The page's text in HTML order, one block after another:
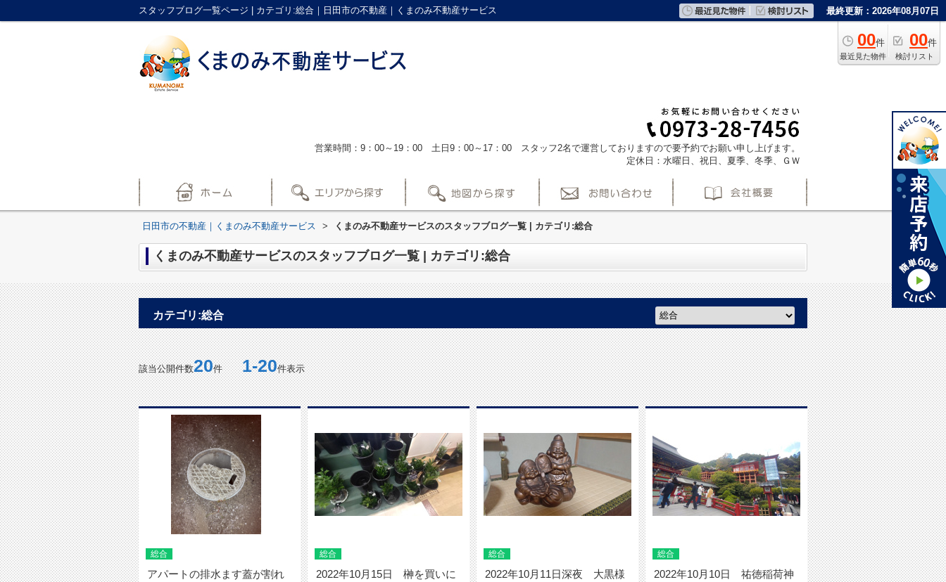
スタッフブログ一覧ページ | カテゴリ:総合｜日田市の不動産｜くまのみ不動産サービス 最終更新：2026年08月07日
00件
最近見た物件
00件
検討リスト
営業時間：9：00～19：00 土日9：00～17：00 スタッフ2名で運営しておりますので要予約でお願い申し上げます。
定休日：水曜日、祝日、夏季、冬季、ＧＷ
日田市の不動産｜くまのみ不動産サービス > くまのみ不動産サービスのスタッフブログ一覧 | カテゴリ:総合
くまのみ不動産サービスのスタッフブログ一覧 | カテゴリ:総合
カテゴリ:総合
該当公開件数20件1-20件表示
総合
アパートの排水ます蓋が割れ
総合
2022年10月15日 榊を買いに
総合
2022年10月11日深夜 大黒様
総合
2022年10月10日 祐徳稲荷神